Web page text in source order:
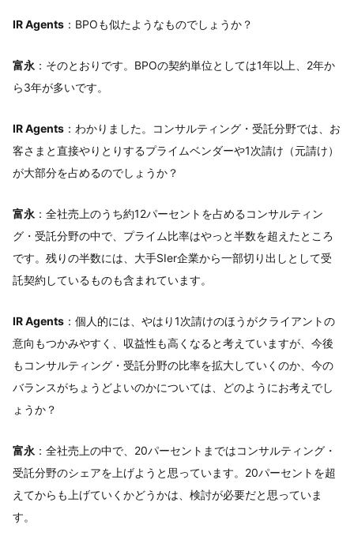
IR Agents ：BPOも似たようなものでしょうか？
富永 ：そのとおりです。BPOの契約単位としては1年以上、2年か
ら3年が多いです。
IR Agents ：わかりました。コンサルティング・受託分野では、お
客さまと直接やりとりするプライムベンダーや1次請け（元請け）
が大部分を占めるのでしょうか？
富永 ：全社売上のうち約12パーセントを占めるコンサルティン
グ・受託分野の中で、プライム比率はやっと半数を超えたところ
です。残りの半数には、大手SIer企業から一部切り出しとして受
託契約しているものも含まれています。
IR Agents ：個人的には、やはり1次請けのほうがクライアントの
意向もつかみやすく、収益性も高くなると考えていますが、今後
もコンサルティング・受託分野の比率を拡大していくのか、今の
バランスがちょうどよいのかについては、どのようにお考えでし
ょうか？
富永 ：全社売上の中で、20パーセントまではコンサルティング・
受託分野のシェアを上げようと思っています。20パーセントを超
えてからも上げていくかどうかは、検討が必要だと思っていま
す。